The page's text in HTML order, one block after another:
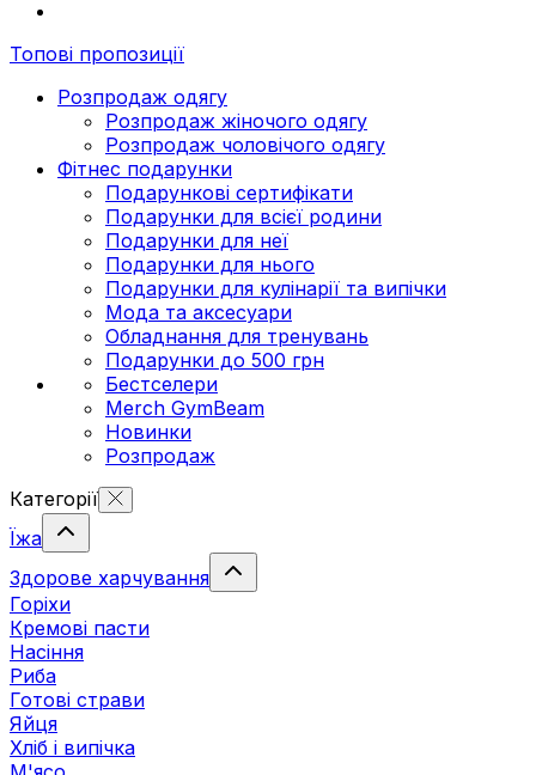
Топові пропозиції
Розпродаж одягу
Розпродаж жіночого одягу
Розпродаж чоловічого одягу
Фітнес подарунки
Подарункові сертифікати
Подарунки для всієї родини
Подарунки для неї
Подарунки для нього
Подарунки для кулінарії та випічки
Мода та аксесуари
Обладнання для тренувань
Подарунки до 500 грн
Бестселери
Merch GymBeam
Новинки
Розпродаж
Категорії
Їжа
Здорове харчування
Горіхи
Кремові пасти
Насіння
Риба
Готові страви
Яйця
Хліб і випічка